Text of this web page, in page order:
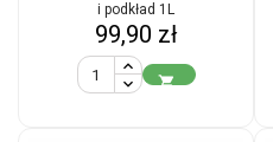
i podkład 1L
Cena
99,90 zł
